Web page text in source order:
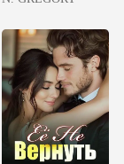
наследницы